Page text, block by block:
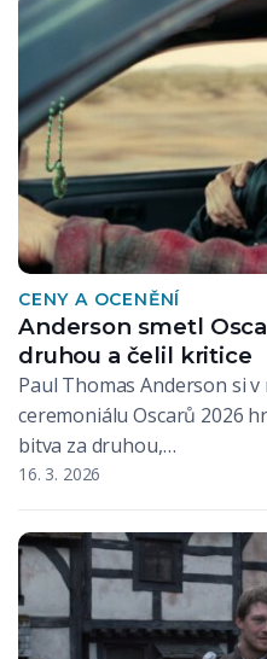
CENY A OCENĚNÍ
Anderson smetl
druhou a čelil kritice
Paul Thomas Anderson si
ceremoniálu Oscarů 2026
bitva za druhou,…
16. 3. 2026